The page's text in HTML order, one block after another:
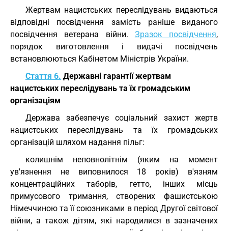
Жертвам нацистських переслідувань видаються
відповідні посвідчення замість раніше виданого
посвідчення ветерана війни. Зразок посвідчення,
порядок виготовлення і видачі посвідчень
встановлюються Кабінетом Міністрів України.
Стаття 6. Державні гарантії жертвам
нацистських переслідувань та їх громадським
організаціям
Держава забезпечує соціальний захист жертв
нацистських переслідувань та їх громадських
організацій шляхом надання пільг:
колишнім неповнолітнім (яким на момент
ув'язнення не виповнилося 18 років) в'язням
концентраційних таборів, гетто, інших місць
примусового тримання, створених фашистською
Німеччиною та її союзниками в період Другої світової
війни, а також дітям, які народилися в зазначених